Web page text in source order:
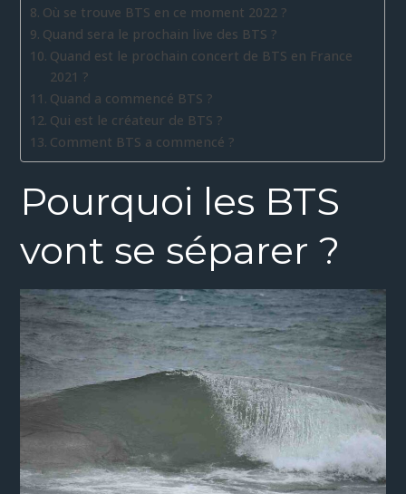
Où se trouve BTS en ce moment 2022 ?
Quand sera le prochain live des BTS ?
Quand est le prochain concert de BTS en France
2021 ?
Quand a commencé BTS ?
Qui est le créateur de BTS ?
Comment BTS a commencé ?
Pourquoi les BTS
vont se séparer ?